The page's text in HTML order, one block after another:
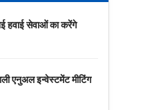
हवाई सेवाओं का करेंगे
एनुअल इन्वेस्टमेंट मीटिंग